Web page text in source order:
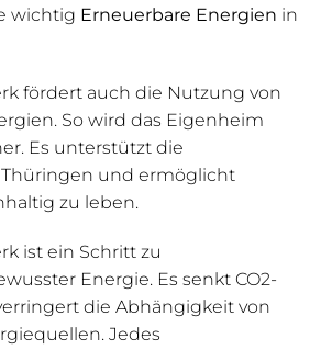
wichtig Erneuerbare Energien in
fördert auch die Nutzung von
So wird das Eigenheim
Es unterstützt die
und ermöglicht
zu leben.
ist ein Schritt zu
Energie. Es senkt CO2-
die Abhängigkeit von
Jedes